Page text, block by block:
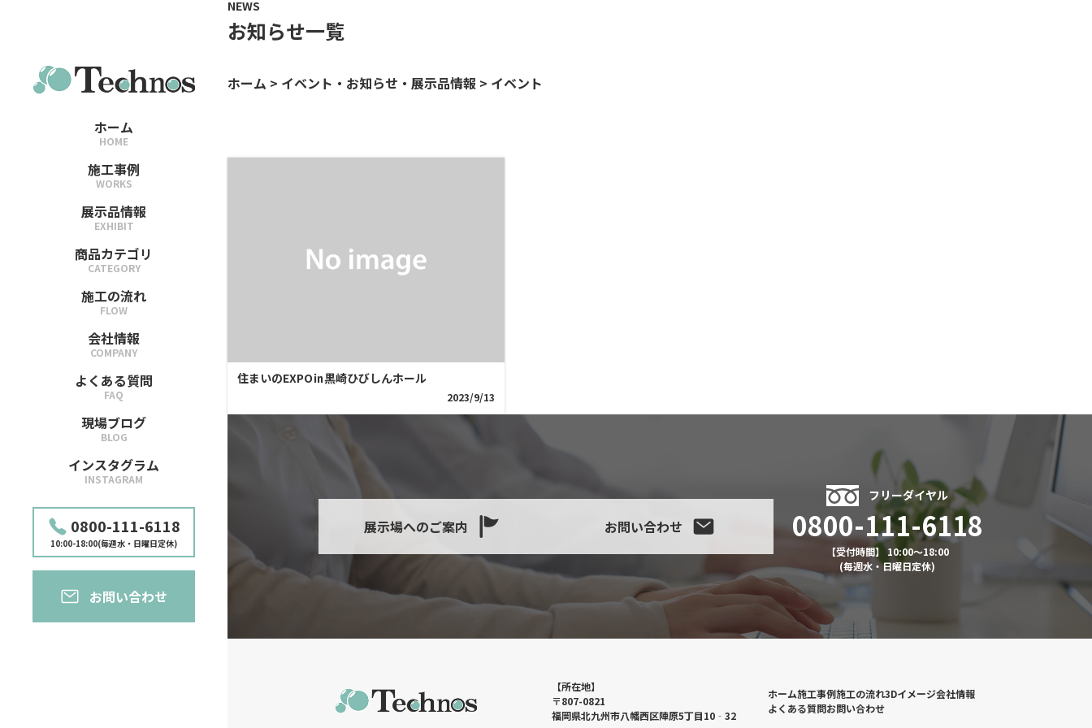
ホーム
HOME
施工事例
WORKS
展示品情報
EXHIBIT
商品カテゴリ
CATEGORY
施工の流れ
FLOW
会社情報
COMPANY
よくある質問
FAQ
現場ブログ
BLOG
インスタグラム
INSTAGRAM
0800-111-6118
10:00-18:00(毎週水・日曜日定休)
お問い合わせ
NEWS
お知らせ一覧
ホーム > イベント・お知らせ・展示品情報 > イベント
住まいのEXPO㏌黒崎ひびしんホール
2023/9/13
展示場へのご案内 お問い合わせ
フリーダイヤル
0800-111-6118
【受付時間】 10:00～18:00
(毎週水・日曜日定休)
【所在地】
〒807-0821
福岡県北九州市八幡西区陣原5丁目10‐32
ホーム施工事例施工の流れ3Dイメージ会社情報
よくある質問お問い合わせ